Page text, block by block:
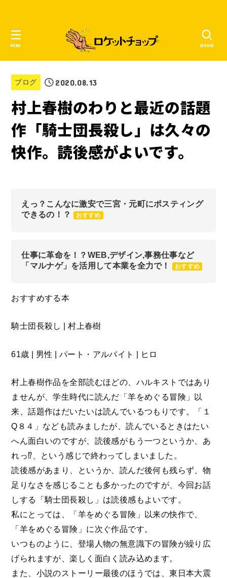
SEARCH
MENU
ブログ 2020.08.13
村上春樹のわりと最近の話題
作「騎士団長殺し」は久々の
快作。読後感がよいです。
えっ？こんなに激安で三宮・元町にポスティング
できるの！？
おすすめ
仕事に革命を！？WEB,デザイン,事務仕事など
「マルナゲ」を活用して本業を全力で！
おすすめ
おすすめする本
騎士団長殺し | 村上春樹
61歳 | 男性 | パート・アルバイト | ヒロ
村上春樹作品を全部読むほどの、ハルキストではあり
ませんが、学生時代に読んだ「羊をめぐる冒険」以
来、話題作はだいたいは読んでいるつもりです。「１
Q８４」なども読みましたが、読んでいるときはたい
へん面白いのですが、読後感がもう一つというか、あ
れっ⁉、という感じで終わってしまいました。
読後感があまり、というか、読んだ後何も残らず、物
足りなさを感じることも多かったのですが、今回お話
しする「騎士団長殺し」は読後感もよいです。
私にとっては、「羊をめぐる冒険」以来の快作で、
「羊をめぐる冒険」に次ぐ作品です。
いつものように、登場人物の無意識下の冒険が繰り広
げられますが、楽しく面白く読み込めます。
また、小説のストーリー最後のほうでは、東日本大震